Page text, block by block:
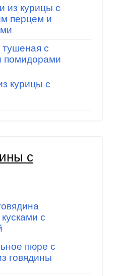
из курицы с
перцем и
тушеная с
помидорами
курицы с
с
с
пюре с
говядины